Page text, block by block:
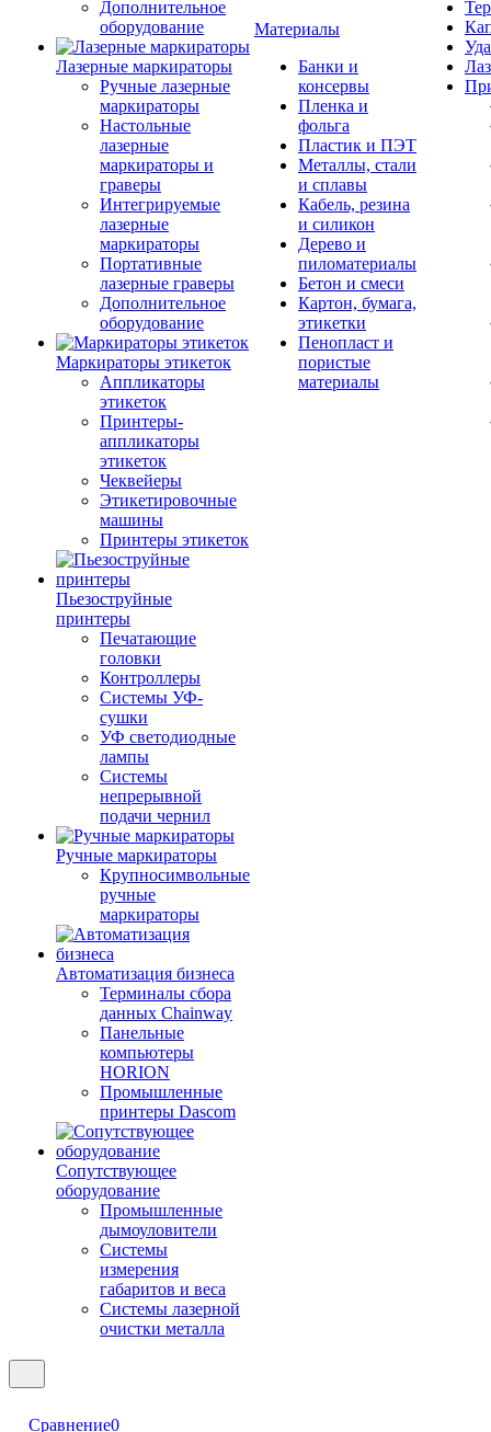
Дополнительное
оборудование
Лазерные маркираторы
Ручные лазерные
маркираторы
Настольные
лазерные
маркираторы и
граверы
Интегрируемые
лазерные
маркираторы
Портативные
лазерные граверы
Дополнительное
оборудование
Маркираторы этикеток
Аппликаторы
этикеток
Принтеры-
аппликаторы
этикеток
Чеквейеры
Этикетировочные
машины
Принтеры этикеток
Пьезоструйные
принтеры
Печатающие
головки
Контроллеры
Системы УФ-
сушки
УФ светодиодные
лампы
Системы
непрерывной
подачи чернил
Ручные маркираторы
Крупносимвольные
ручные
маркираторы
Автоматизация бизнеса
Терминалы сбора
данных Chainway
Панельные
компьютеры
HORION
Промышленные
принтеры Dascom
Сопутствующее
оборудование
Промышленные
дымоуловители
Системы
измерения
габаритов и веса
Системы лазерной
очистки металла
Материалы
Банки и
консервы
Пленка и
фольга
Пластик и ПЭТ
Металлы, стали
и сплавы
Кабель, резина
и силикон
Дерево и
пиломатериалы
Бетон и смеси
Картон, бумага,
этикетки
Пенопласт и
пористые
материалы
Сравнение0